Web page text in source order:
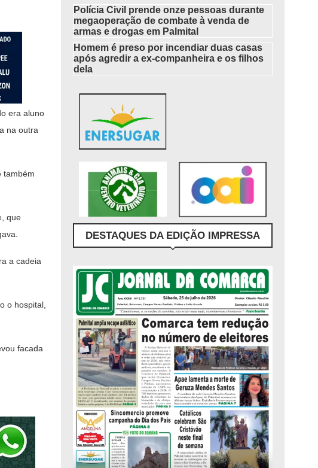
era aluno
na outra
também
que
a cadeia
o hospital,
facada
Polícia Civil prende onze pessoas durante
megaoperação de combate à venda de
armas e drogas em Palmital
Homem é preso por incendiar duas casas
após agredir a ex-companheira e os filhos
dela
DESTAQUES DA EDIÇÃO IMPRESSA